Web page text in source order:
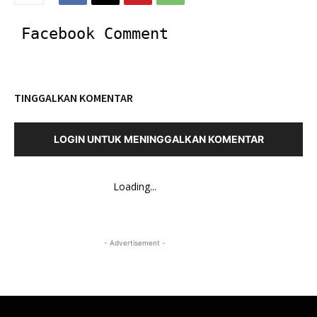
Facebook Comment
TINGGALKAN KOMENTAR
LOGIN UNTUK MENINGGALKAN KOMENTAR
Loading...
- Advertisement -